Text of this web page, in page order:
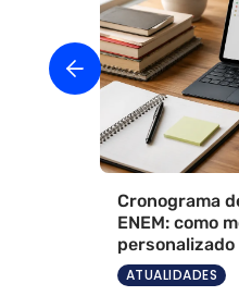
Cronograma
ENEM: como
personalizado
ATUALIDADES